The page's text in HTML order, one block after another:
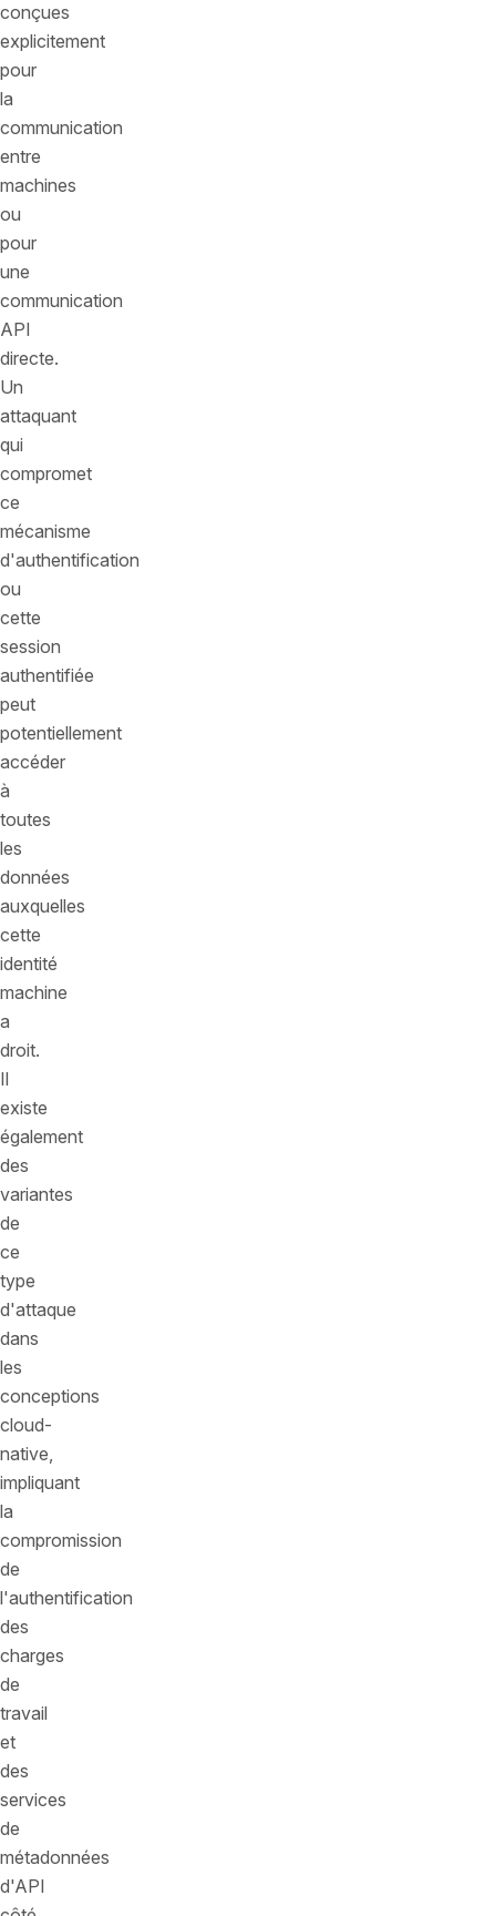
conçues
explicitement
pour
la
communication
entre
machines
ou
pour
une
communication
API
directe.
Un
attaquant
qui
compromet
ce
mécanisme
d'authentification
ou
cette
session
authentifiée
peut
potentiellement
accéder
à
toutes
les
données
auxquelles
cette
identité
machine
a
droit.
Il
existe
également
des
variantes
de
ce
type
d'attaque
dans
les
conceptions
cloud-
native,
impliquant
la
compromission
de
l'authentification
des
charges
de
travail
et
des
services
de
métadonnées
d'API